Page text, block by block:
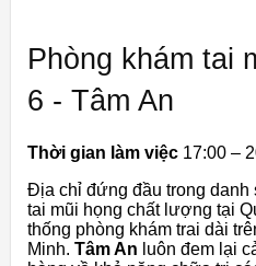
Phòng khám tai
6 - Tâm An
Thời gian làm việc 17:00 –
Địa chỉ đứng đầu trong danh
tai mũi họng chất lượng tại
thống phòng khám trai dài
Minh. Tâm An luôn đem lại